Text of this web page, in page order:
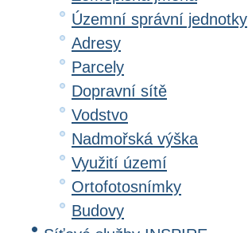
Územní správní jednotky
Adresy
Parcely
Dopravní sítě
Vodstvo
Nadmořská výška
Využití území
Ortofotosnímky
Budovy